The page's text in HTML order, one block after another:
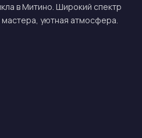
в Митино. Широкий спектр
уютная атмосфера.